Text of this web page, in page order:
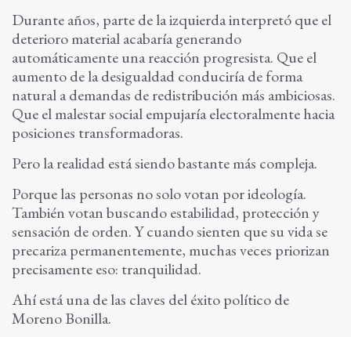
Durante años, parte de la izquierda interpretó que el
deterioro material acabaría generando
automáticamente una reacción progresista. Que el
aumento de la desigualdad conduciría de forma
natural a demandas de redistribución más ambiciosas.
Que el malestar social empujaría electoralmente hacia
posiciones transformadoras.
Pero la realidad está siendo bastante más compleja.
Porque las personas no solo votan por ideología.
También votan buscando estabilidad, protección y
sensación de orden. Y cuando sienten que su vida se
precariza permanentemente, muchas veces priorizan
precisamente eso: tranquilidad.
Ahí está una de las claves del éxito político de
Moreno Bonilla.